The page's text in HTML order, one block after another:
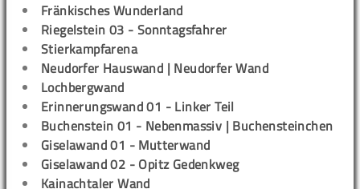
Fränkisches Wunderland
Riegelstein 03 - Sonntagsfahrer
Stierkampfarena
Neudorfer Hauswand | Neudorfer Wand
Lochbergwand
Erinnerungswand 01 - Linker Teil
Buchenstein 01 - Nebenmassiv | Buchensteinchen
Giselawand 01 - Mutterwand
Giselawand 02 - Opitz Gedenkweg
Kainachtaler Wand